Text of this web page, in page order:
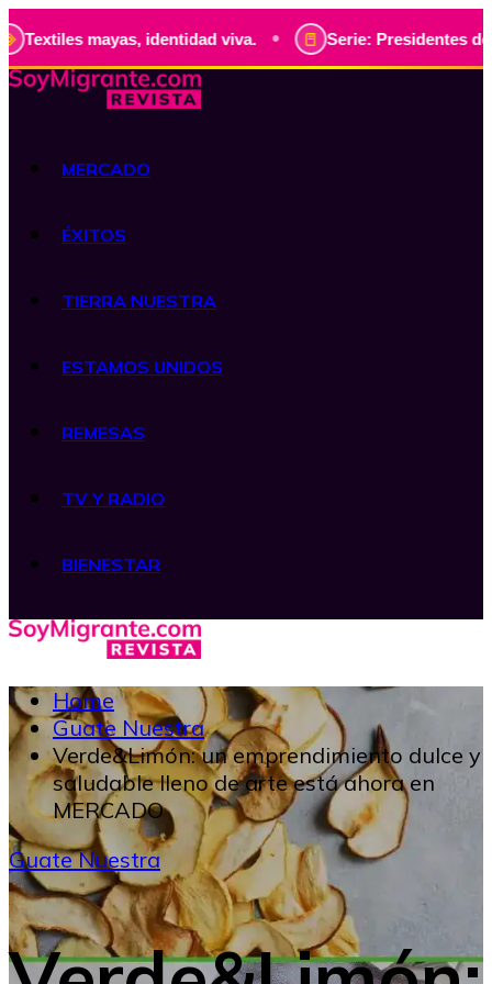
identidad viva. • Serie: Presidentes de Guatemala,
MERCADO
ÉXITOS
TIERRA NUESTRA
ESTAMOS UNIDOS
REMESAS
TV Y RADIO
BIENESTAR
Home
Guate Nuestra
Verde&Limón: un emprendimiento dulce y
saludable lleno de arte está ahora en
MERCADO
Guate Nuestra